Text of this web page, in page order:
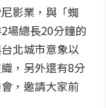
影業，與「蜘
場總長20分鐘的
北城市意象以
，另外還有8分
，邀請大家前